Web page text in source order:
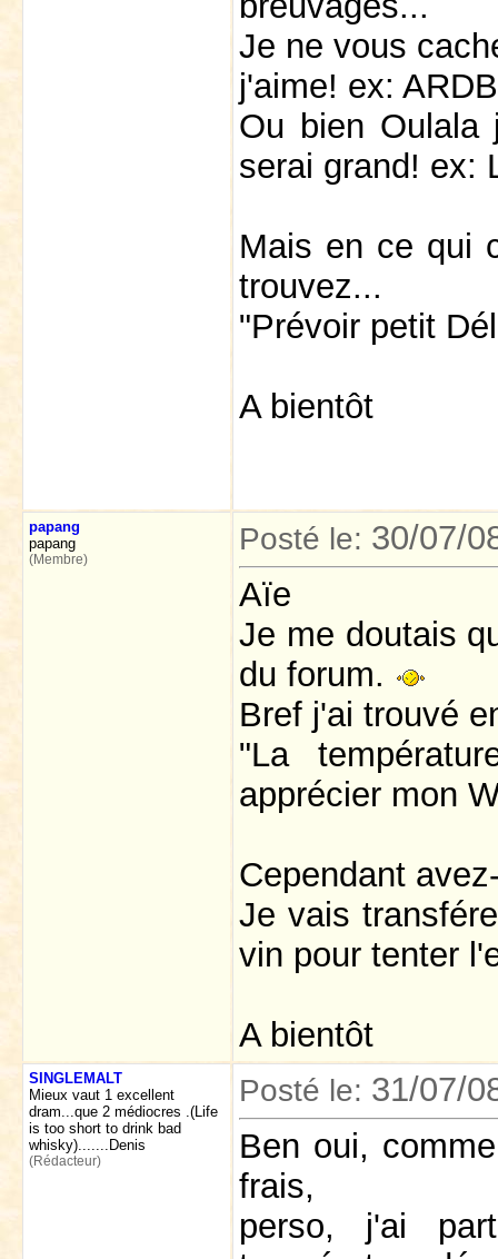
Je ne vous
j'aime! ex:
Ou bien Oulala
serai grand! ex:
Mais en ce qui
trouvez...
"Prévoir petit
A bientôt
papang
papang
(Membre)
Posté le: 30/07/
Aïe
Je me doutais
du forum.
Bref j'ai trouvé
"La
apprécier mon
Cependant
Je vais
vin pour tenter
A bientôt
SINGLEMALT
Mieux vaut 1 excellent
dram...que 2 médiocres .(Life
is too short to drink bad
whisky).......Denis
(Rédacteur)
Posté le: 31/07/
Ben oui,
frais,
perso, j'ai